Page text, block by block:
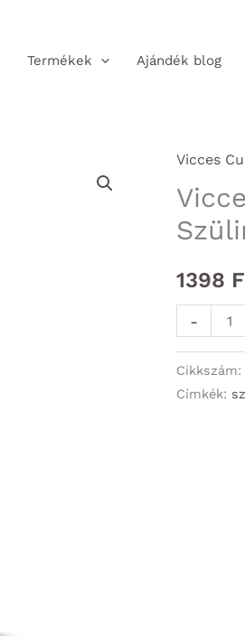
Termékek Ajándék blog
Vicces
1398
-
-
Szörnyen
Cikkszám:
Címkék: